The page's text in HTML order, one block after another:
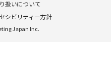
扱いについて
シビリティー方針
Japan Inc.